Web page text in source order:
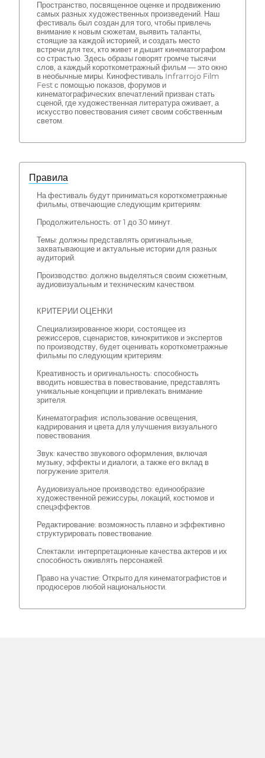
Пространство, посвященное оценке и продвижению
самых разных художественных произведений. Наш
фестиваль был создан для того, чтобы привлечь
внимание к новым сюжетам, выявить таланты,
стоящие за каждой историей, и создать место
встречи для тех, кто живет и дышит кинематографом
со страстью. Здесь образы говорят громче тысячи
слов, а каждый короткометражный фильм — это окно
в необычные миры. Кинофестиваль Infrarrojo Film
Fest с помощью показов, форумов и
кинематографических впечатлений призван стать
сценой, где художественная литература оживает, а
искусство повествования сияет своим собственным
светом.
Правила
На фестиваль будут приниматься короткометражные
фильмы, отвечающие следующим критериям:
Продолжительность: от 1 до 30 минут.
Темы: должны представлять оригинальные,
захватывающие и актуальные истории для разных
аудиторий.
Производство: должно выделяться своим сюжетным,
аудиовизуальным и техническим качеством.
КРИТЕРИИ ОЦЕНКИ
Специализированное жюри, состоящее из
режиссеров, сценаристов, кинокритиков и экспертов
по производству, будет оценивать короткометражные
фильмы по следующим критериям:
Креативность и оригинальность: способность
вводить новшества в повествование, представлять
уникальные концепции и привлекать внимание
зрителя.
Кинематография: использование освещения,
кадрирования и цвета для улучшения визуального
повествования.
Звук: качество звукового оформления, включая
музыку, эффекты и диалоги, а также его вклад в
погружение зрителя.
Аудиовизуальное производство: единообразие
художественной режиссуры, локаций, костюмов и
спецэффектов.
Редактирование: возможность плавно и эффективно
структурировать повествование.
Спектакли: интерпретационные качества актеров и их
способность оживлять персонажей.
Право на участие: Открыто для кинематографистов и
продюсеров любой национальности.